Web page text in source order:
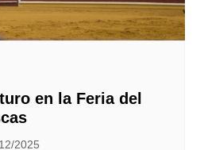
en la Feria del
2025